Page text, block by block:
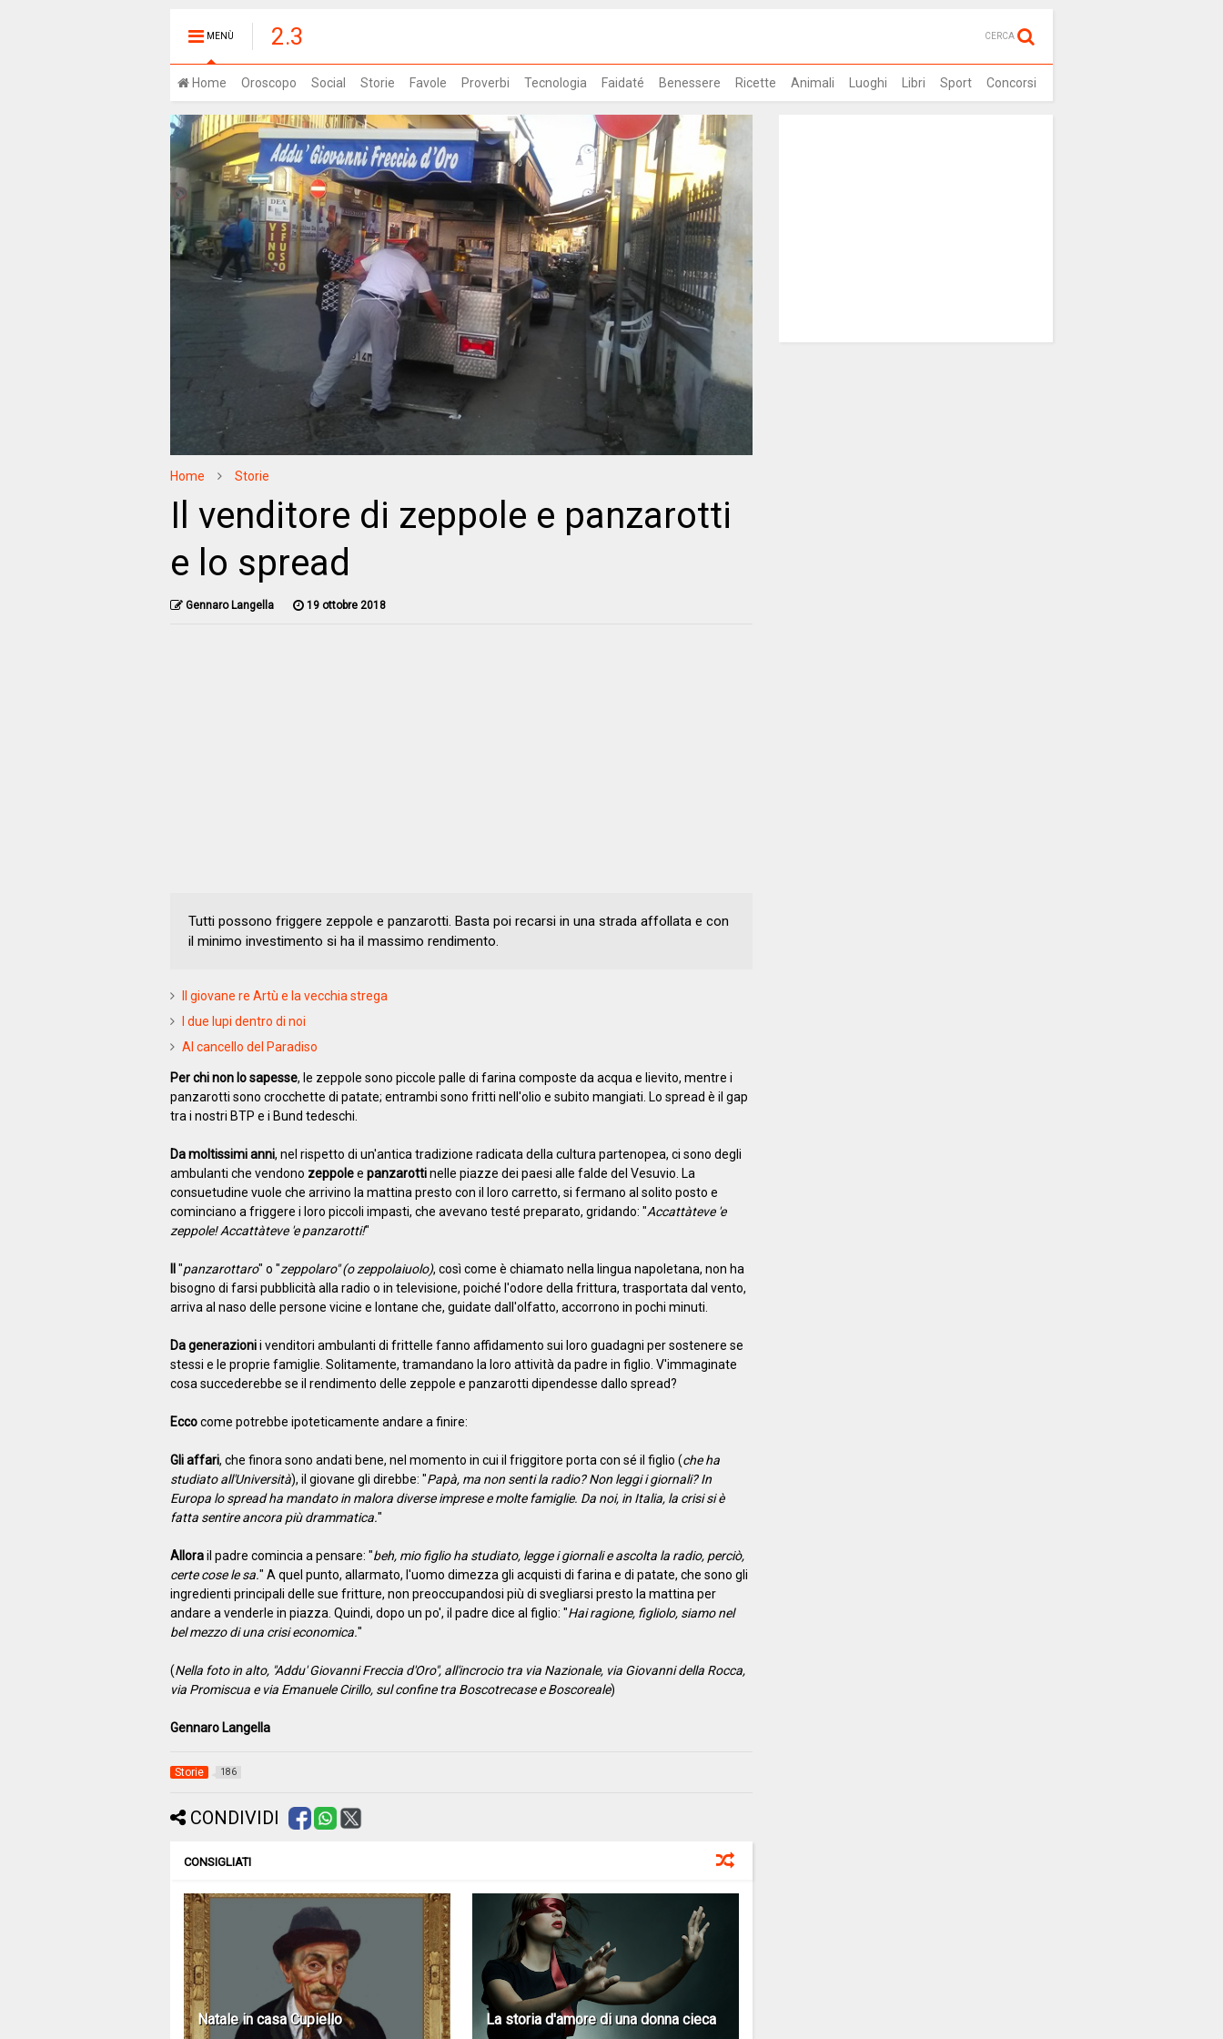
MENÙ 2.3 CERCA
Home Oroscopo Social Storie Favole Proverbi Tecnologia Faidaté Benessere Ricette Animali Luoghi Libri Sport Concorsi
Home Storie
Il venditore di zeppole e panzarotti
e lo spread
Gennaro Langella 19 ottobre 2018
Tutti possono friggere zeppole e panzarotti. Basta poi recarsi in una strada affollata e con
il minimo investimento si ha il massimo rendimento.
Il giovane re Artù e la vecchia strega
I due lupi dentro di noi
Al cancello del Paradiso
Per chi non lo sapesse, le zeppole sono piccole palle di farina composte da acqua e lievito, mentre i
panzarotti sono crocchette di patate; entrambi sono fritti nell'olio e subito mangiati. Lo spread è il gap
tra i nostri BTP e i Bund tedeschi.
Da moltissimi anni, nel rispetto di un'antica tradizione radicata della cultura partenopea, ci sono degli
ambulanti che vendono zeppolee panzarottinelle piazze dei paesi alle falde del Vesuvio. La
consuetudine vuole che arrivino la mattina presto con il loro carretto, si fermano al solito posto e
cominciano a friggere i loro piccoli impasti, che avevano testé preparato, gridando: "Accattàteve 'e
zeppole! Accattàteve 'e panzarotti!"
"panzarottaro" o "zeppolaro" (o zeppolaiuolo), così come è chiamato nella lingua napoletana, non ha
bisogno di farsi pubblicità alla radio o in televisione, poiché l'odore della frittura, trasportata dal vento,
arriva al naso delle persone vicine e lontane che, guidate dall'olfatto, accorrono in pochi minuti.
Da generazionii venditori ambulanti di frittelle fanno affidamento sui loro guadagni per sostenere se
stessi e le proprie famiglie. Solitamente, tramandano la loro attività da padre in figlio. V'immaginate
cosa succederebbe se il rendimento delle zeppole e panzarotti dipendesse dallo spread?
Eccocome potrebbe ipoteticamente andare a finire:
Gli affari, che finora sono andati bene, nel momento in cui il friggitore porta con sé il figlio (che ha
studiato all'Università), il giovane gli direbbe: "Papà, ma non senti la radio? Non leggi i giornali? In
Europa lo spread ha mandato in malora diverse imprese e molte famiglie. Da noi, in Italia, la crisi si è
fatta sentire ancora più drammatica."
Allorail padre comincia a pensare: "beh, mio figlio ha studiato, legge i giornali e ascolta la radio, perciò,
certe cose le sa." A quel punto, allarmato, l'uomo dimezza gli acquisti di farina e di patate, che sono gli
ingredienti principali delle sue fritture, non preoccupandosi più di svegliarsi presto la mattina per
andare a venderle in piazza. Quindi, dopo un po', il padre dice al figlio: "Hai ragione, figliolo, siamo nel
bel mezzo di una crisi economica."
(Nella foto in alto, "Addu' Giovanni Freccia d'Oro", all'incrocio tra via Nazionale, via Giovanni della Rocca,
via Promiscua e via Emanuele Cirillo, sul confine tra Boscotrecase e Boscoreale)
Gennaro Langella
Storie 186
CONDIVIDI
CONSIGLIATI
Natale in casa Cupiello La storia d'amore di una donna cieca